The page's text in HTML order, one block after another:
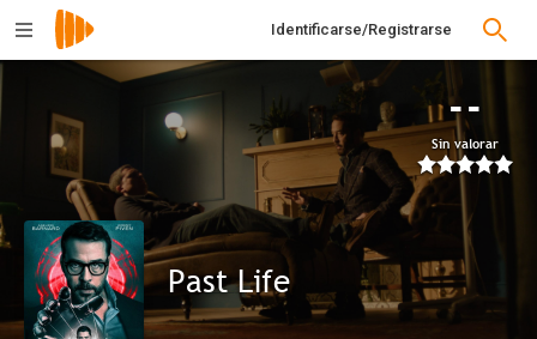
Identificarse/Registrarse
--
Sin valorar
Past Life